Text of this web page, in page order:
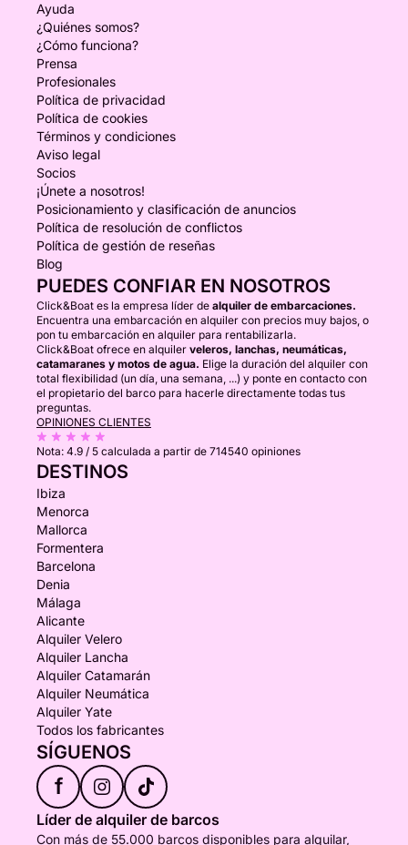
Ayuda
¿Quiénes somos?
¿Cómo funciona?
Prensa
Profesionales
Política de privacidad
Política de cookies
Términos y condiciones
Aviso legal
Socios
¡Únete a nosotros!
Posicionamiento y clasificación de anuncios
Política de resolución de conflictos
Política de gestión de reseñas
Blog
PUEDES CONFIAR EN NOSOTROS
Click&Boat es la empresa líder de alquiler de embarcaciones.
Encuentra una embarcación en alquiler con precios muy bajos, o
pon tu embarcación en alquiler para rentabilizarla.
Click&Boat ofrece en alquiler veleros, lanchas, neumáticas,
catamaranes y motos de agua. Elige la duración del alquiler con
total flexibilidad (un día, una semana, ...) y ponte en contacto con
el propietario del barco para hacerle directamente todas tus
preguntas.
OPINIONES CLIENTES
Nota: 4.9 / 5 calculada a partir de 714540 opiniones
DESTINOS
Ibiza
Menorca
Mallorca
Formentera
Barcelona
Denia
Málaga
Alicante
Alquiler Velero
Alquiler Lancha
Alquiler Catamarán
Alquiler Neumática
Alquiler Yate
Todos los fabricantes
SÍGUENOS
f
Líder de alquiler de barcos
Con más de 55.000 barcos disponibles para alquilar,